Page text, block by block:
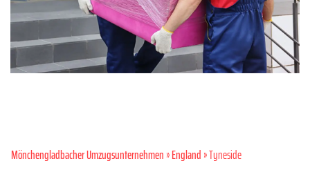
Mönchen­gladbacher Umzugsunternehmen»England» Tyneside